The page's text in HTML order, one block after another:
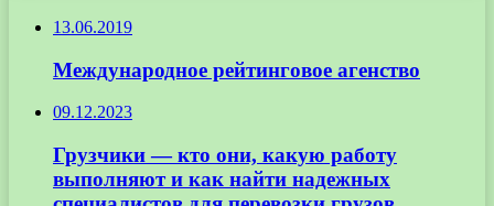
13.06.2019
Международное рейтинговое агенство
09.12.2023
Грузчики — кто они, какую работу
выполняют и как найти надежных